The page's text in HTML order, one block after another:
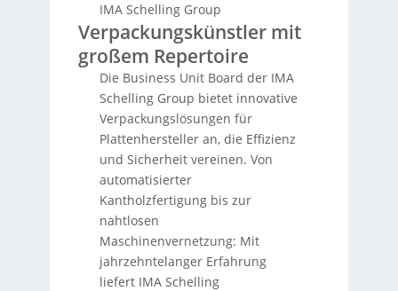
IMA Schelling Group
Verpackungskünstler mit
großem Repertoire
Die Business Unit Board der IMA
Schelling Group bietet innovative
Verpackungslösungen für
Plattenhersteller an, die Effizienz
und Sicherheit vereinen. Von
automatisierter
Kantholzfertigung bis zur
nahtlosen
Maschinenvernetzung: Mit
jahrzehntelanger Erfahrung
liefert IMA Schelling